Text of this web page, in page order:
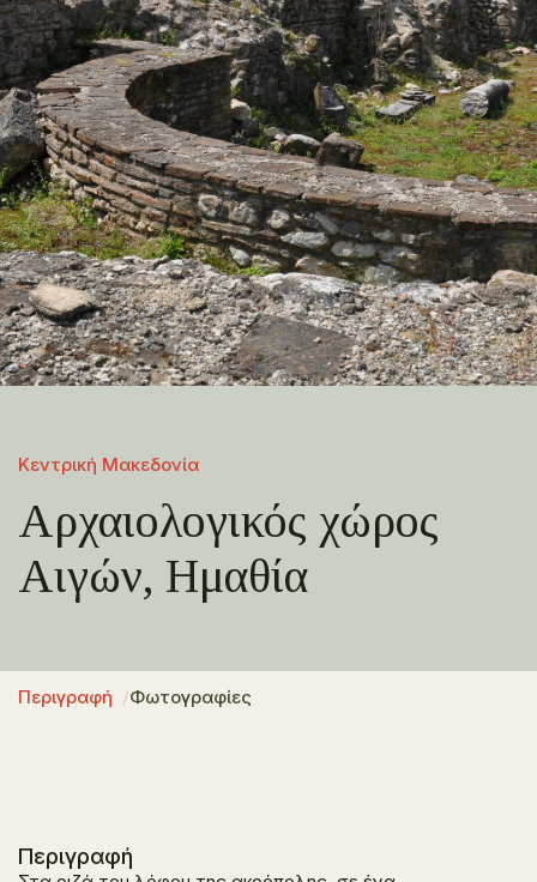
Κεντρική Μακεδονία
Αρχαιολογικός χώρος
Αιγών, Ημαθία
Περιγραφή Φωτογραφίες
Περιγραφή